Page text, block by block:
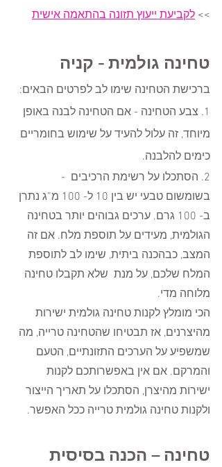
>> לקביעת ייעוץ תזונה בהתאמה אישית
טחינה גולמית - קניה
ברכישת הטחינה שימו לב לפרטים הבאים:
1. צבע הטחינה - אם הטחינה לבנה באופן
מיוחד, זה עלול להעיד על שימוש בחומריים
כימים להלבנה.
2. הסתכלו על רשימת הרכיבים  -
בשומשום טבעי יש בין 10 ל- 100 מ”ג נתרן
ב- 100 גרם. ערכים גבוהים יותר בטחינה
הגולמית, מעידים על תוספת מלח. אם זה
המצב, כבהכנה ביתית, שימו לב לתוספת
המלח שלכם, על מנת  שלא תקבלו טחינה
מלוחה מדי.
הכי מומלץ לקנות טחינה גולמית ישירות
מהיצרנים, אז תבטיחו שהטחינה טרייה, מה
שמשפיע על הערכים התזונתיים, הטעם
והמרקם. אם אין באפשרותכם לקנות
ישירות מהיצרן, הסתכלו על תאריך הייצור
ולקנות טחינה גולמית טרייה ככל האפשר.
טחינה – הכנה בסיסית